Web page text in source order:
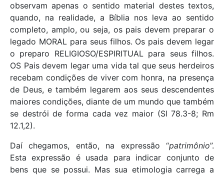
observam apenas o sentido material destes textos,
quando, na realidade, a Bíblia nos leva ao sentido
completo, amplo, ou seja, os pais devem preparar o
legado MORAL para seus filhos. Os pais devem legar
o preparo RELIGIOSO/ESPIRITUAL para seus filhos.
OS Pais devem legar uma vida tal que seus herdeiros
recebam condições de viver com honra, na presença
de Deus, e também legarem aos seus descendentes
maiores condições, diante de um mundo que também
se destrói de forma cada vez maior (Sl 78.3-8; Rm
12.1,2).
Daí chegamos, então, na expressão “patrimônio”.
Esta expressão é usada para indicar conjunto de
bens que se possui. Mas sua etimologia carrega a